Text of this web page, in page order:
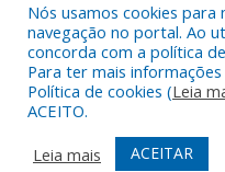
Todos os direitos
Mapa do Site
Acessar
Nós usamos cookies para
navegação no portal. Ao
concorda com a política
Para ter mais
Política de cookies (Leia
ACEITO.
Leia mais
ACEITAR